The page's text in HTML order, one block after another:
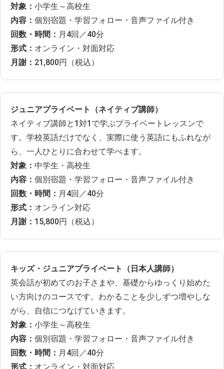
対象： 小学生～高校生
内容： 個別宿題・学習フォロー・音声ファイル付き
回数・時間： 月4回／40分
形式： オンライン・対面対応
月謝： 21,800円（税込）
ジュニアプライベート（ネイティブ講師）
ネイティブ講師と1対1で学ぶプライベートレッスンで
す。学校英語だけでなく、実際に使う英語にもふれなが
ら、一人ひとりに合わせて学べます。
対象： 中学生・高校生
内容： 個別宿題・学習フォロー・音声ファイル付き
回数・時間： 月4回／40分
形式： オンライン対応
月謝： 15,800円（税込）
キッズ・ジュニアプライベート（日本人講師）
英会話が初めてのお子さまや、基礎からゆっくり始めた
い方向けのコースです。わかることを少しずつ増やしな
がら、自信につなげていきます。
対象： 小学生～高校生
内容： 個別宿題・学習フォロー・音声ファイル付き
回数・時間： 月4回／40分
形式： オンライン・対面対応